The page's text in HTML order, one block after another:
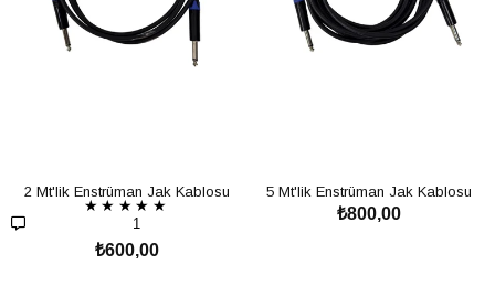
2 Mt'lik Enstrüman Jak Kablosu
★ ★ ★ ★ ★
1
₺600,00
5 Mt'lik Enstrüman Jak Kablosu
₺800,00